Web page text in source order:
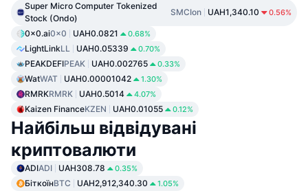
Super Micro Computer Tokenized
Stock (Ondo)
SMCIon UAH1,340.10 0.56%
0x0.ai0x0 UAH0.0821 0.68%
LightLinkLL UAH0.05339 0.70%
PEAKDEFIPEAK UAH0.002765 0.33%
WatWAT UAH0.00001042 1.30%
RMRKRMRK UAH0.5014 4.07%
Kaizen FinanceKZEN UAH0.01055 0.12%
Найбільш відвідувані
криптовалюти
ADIADI UAH308.78 0.35%
БіткоїнBTC UAH2,912,340.30 1.05%